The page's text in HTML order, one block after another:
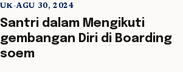
5 min read
•AGU 30, 2024
Santri dalam Mengikuti
Diri di Boarding